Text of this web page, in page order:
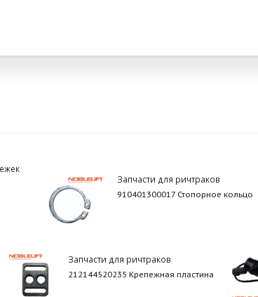
Запчасти для ричтраков
910401300017 Стопорное кольцо
Запчасти для ричтраков
212144520235 Крепежная пластина